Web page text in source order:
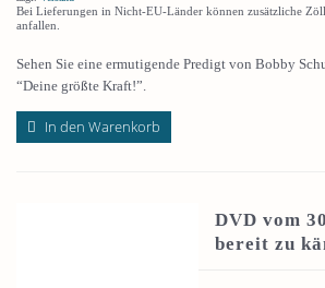
Bei Lieferungen in Nicht-EU-Länder können zusätzliche
anfallen.
Sehen Sie eine ermutigende Predigt von Bobby
“Deine größte Kraft!”.
In den Warenkorb
DVD vom
bereit zu